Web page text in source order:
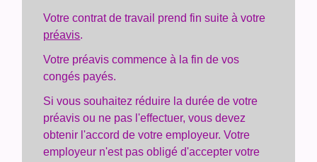
Votre contrat de travail prend fin suite à votre
préavis.
Votre préavis commence à la fin de vos
congés payés.
Si vous souhaitez réduire la durée de votre
préavis ou ne pas l'effectuer, vous devez
obtenir l'accord de votre employeur. Votre
employeur n'est pas obligé d'accepter votre